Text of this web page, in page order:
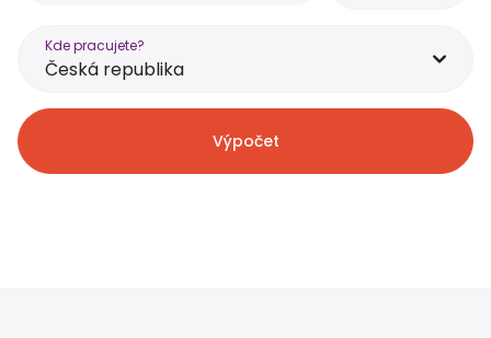
Kde pracujete?
Česká republika
Výpočet